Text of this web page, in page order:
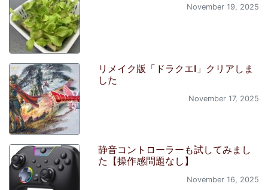
November 19, 2025
リメイク版「ドラクエI」クリアしま
した
November 17, 2025
静音コントローラーも試してみまし
た【操作感問題なし】
November 16, 2025